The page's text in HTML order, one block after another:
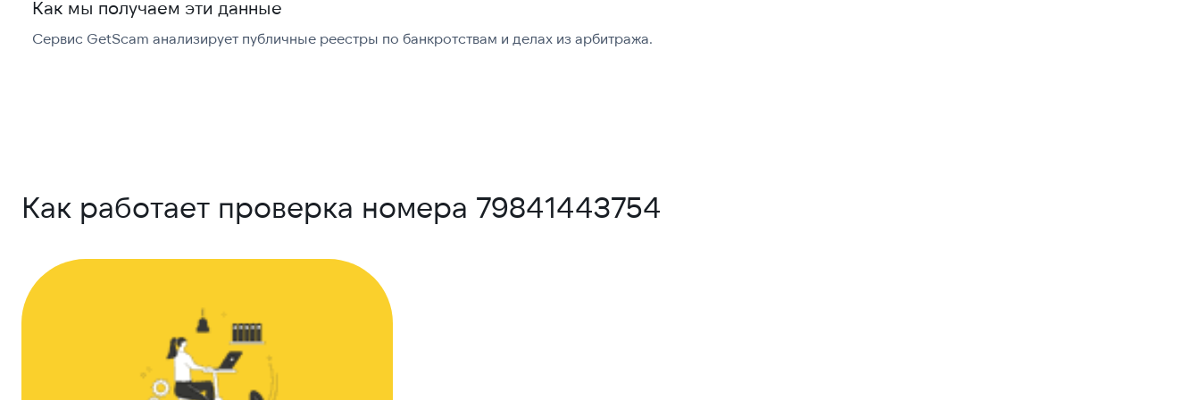
Как мы получаем эти данные
Сервис GetScam анализирует публичные реестры по банкротствам и делах из арбитража.
Как работает проверка номера 79841443754